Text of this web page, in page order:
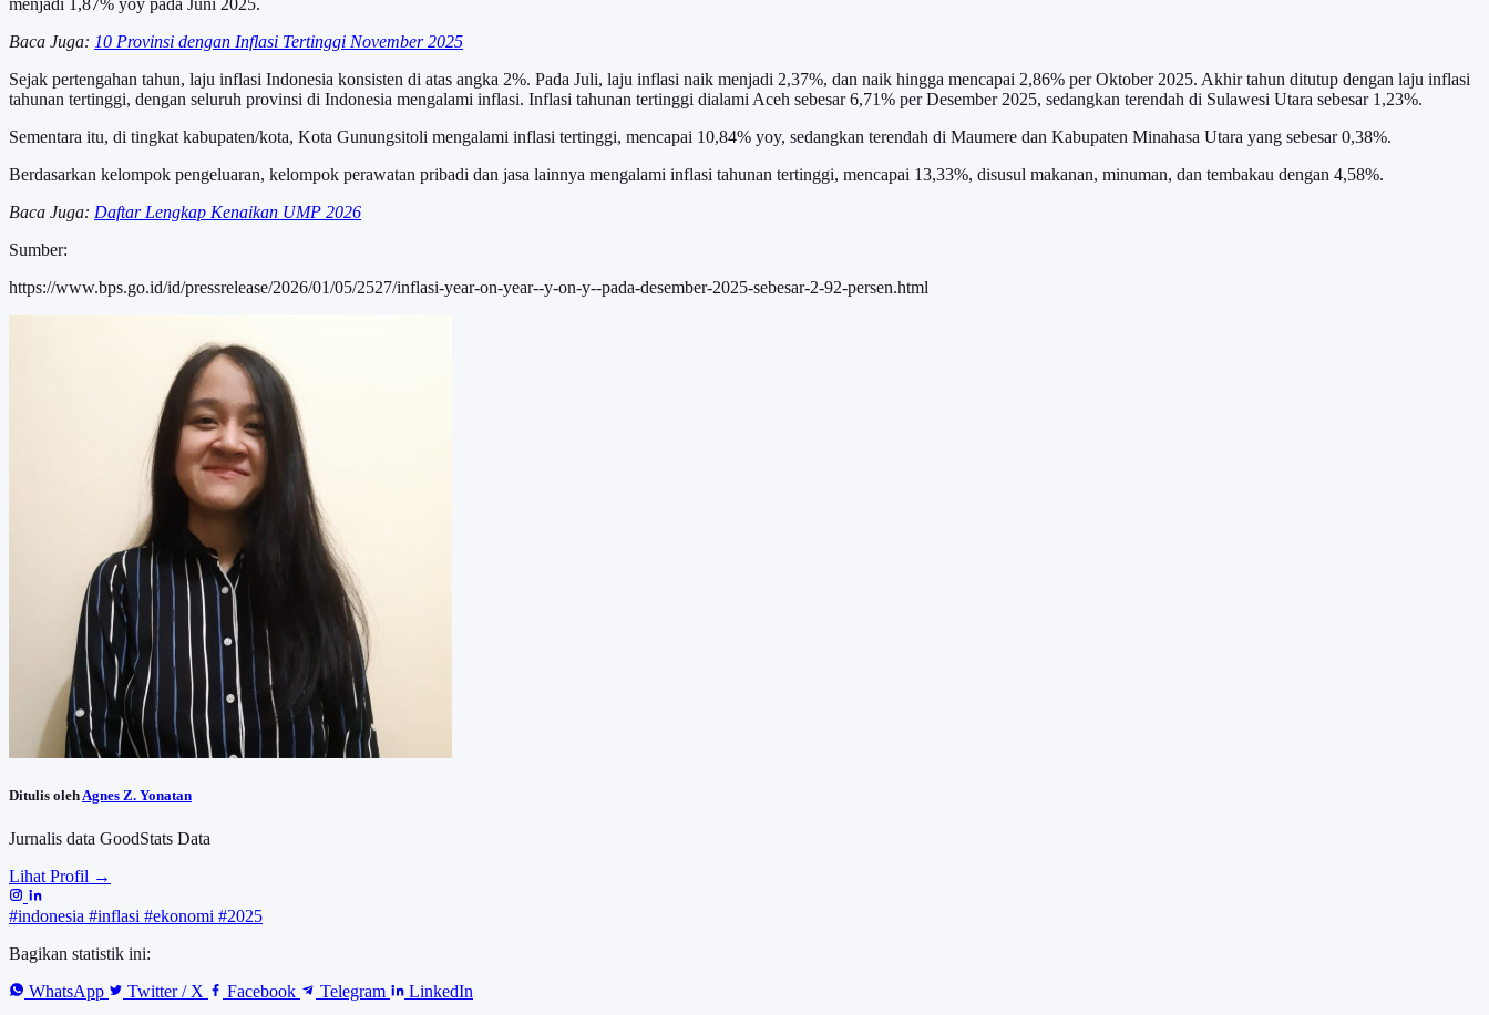
Baca Juga: 10 Provinsi dengan Inflasi Tertinggi November 2025
Sejak pertengahan tahun, laju inflasi Indonesia konsisten di atas angka 2%. Pada Juli, laju inflasi naik menjadi 2,37%, dan naik hingga mencapai 2,86% per Oktober 2025. Akhir tahun ditutup dengan laju inflasi
tahunan tertinggi, dengan seluruh provinsi di Indonesia mengalami inflasi. Inflasi tahunan tertinggi dialami Aceh sebesar 6,71% per Desember 2025, sedangkan terendah di Sulawesi Utara sebesar 1,23%.
Sementara itu, di tingkat kabupaten/kota, Kota Gunungsitoli mengalami inflasi tertinggi, mencapai 10,84% yoy, sedangkan terendah di Maumere dan Kabupaten Minahasa Utara yang sebesar 0,38%.
Berdasarkan kelompok pengeluaran, kelompok perawatan pribadi dan jasa lainnya mengalami inflasi tahunan tertinggi, mencapai 13,33%, disusul makanan, minuman, dan tembakau dengan 4,58%.
Baca Juga: Daftar Lengkap Kenaikan UMP 2026
Sumber:
https://www.bps.go.id/id/pressrelease/2026/01/05/2527/inflasi-year-on-year--y-on-y--pada-desember-2025-sebesar-2-92-persen.html
Ditulis oleh Agnes Z. Yonatan
Jurnalis data GoodStats Data
Lihat Profil →
#indonesia #inflasi #ekonomi #2025
Bagikan statistik ini:
WhatsApp
Twitter / X Facebook Telegram LinkedIn